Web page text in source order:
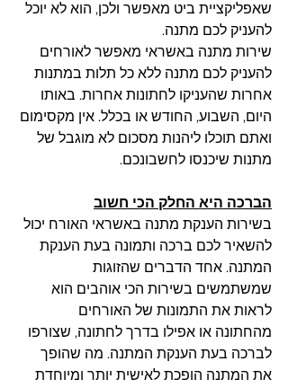
שאפליקציית ביט מאפשר ולכן, הוא לא יוכל
להעניק לכם מתנה.
שירות מתנה באשראי מאפשר לאורחים
להעניק לכם מתנה ללא כל תלות במתנות
אחרות שהעניקו לחתונות אחרות. באותו
היום, השבוע, החודש או בכלל. אין מקסימום
ואתם תוכלו ליהנות מסכום לא מוגבל של
מתנות שיכנסו לחשבונכם.
הברכה היא החלק הכי חשוב
בשירות הענקת מתנה באשראי האורח יכול
להשאיר לכם ברכה ותמונה בעת הענקת
המתנה. אחד הדברים שהזוגות
שמשתמשים בשירות הכי אוהבים הוא
לראות את התמונות של האורחים
מהחתונה או אפילו בדרך לחתונה, שצורפו
לברכה בעת הענקת המתנה. מה שהופך
את המתנה הופכת לאישית יותר ומיוחדת